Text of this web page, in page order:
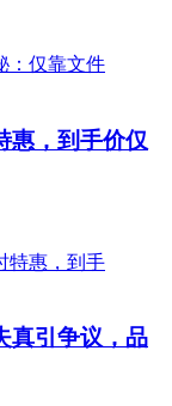
惠，到手价仅
真引争议，品